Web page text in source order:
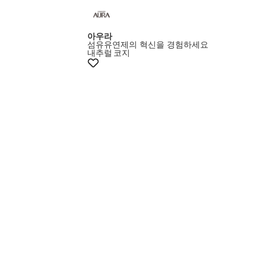
멤버스15%쿠폰
아우라
섬유유연제의 혁신을 경험하세요
내추럴 코지